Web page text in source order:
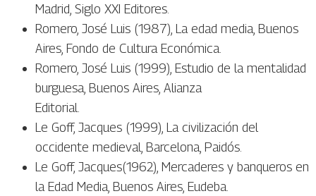
Madrid, Siglo XXI Editores.
Romero, José Luis (1987), La edad media, Buenos
Aires, Fondo de Cultura Económica.
Romero, José Luis (1999), Estudio de la mentalidad
burguesa, Buenos Aires, Alianza
Editorial.
Le Goff, Jacques (1999), La civilización del
occidente medieval, Barcelona, Paidós.
Le Goff, Jacques(1962), Mercaderes y banqueros en
la Edad Media, Buenos Aires, Eudeba.